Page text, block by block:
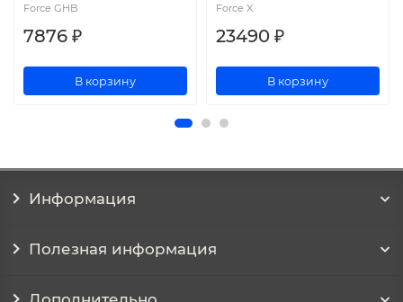
Force GHB
7876 ₽
В корзину
Force X
23490 ₽
В корзину
Информация
Полезная информация